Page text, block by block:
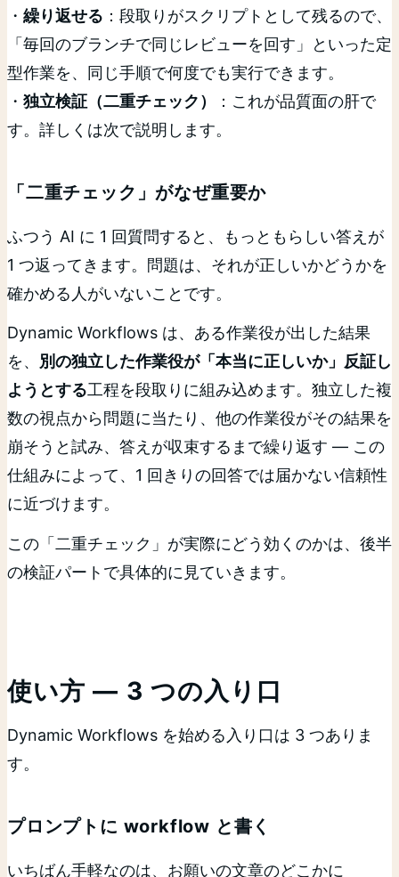
・ 繰り返せる ：段取りがスクリプトとして残るので、
「毎回のブランチで同じレビューを回す」といった定
型作業を、同じ手順で何度でも実行できます。
・ 独立検証（二重チェック）
：これが品質面の肝で
す。詳しくは次で説明します。
「二重チェック」がなぜ重要か
ふつう AI に 1 回質問すると、もっともらしい答えが
1 つ返ってきます。問題は、それが正しいかどうかを
確かめる人がいないことです。
Dynamic Workflows は、ある作業役が出した結果
を、 別の独立した作業役が「本当に正しいか」反証し
ようとする工程を段取りに組み込めます。独立した複
数の視点から問題に当たり、他の作業役がその結果を
崩そうと試み、答えが収束するまで繰り返す ― この
仕組みによって、1 回きりの回答では届かない信頼性
に近づけます。
この「二重チェック」が実際にどう効くのかは、後半
の検証パートで具体的に見ていきます。
使い方 ― 3 つの入り口
Dynamic Workflows を始める入り口は 3 つありま
す。
プロンプトに workflow と書く
いちばん手軽なのは、お願いの文章のどこかに